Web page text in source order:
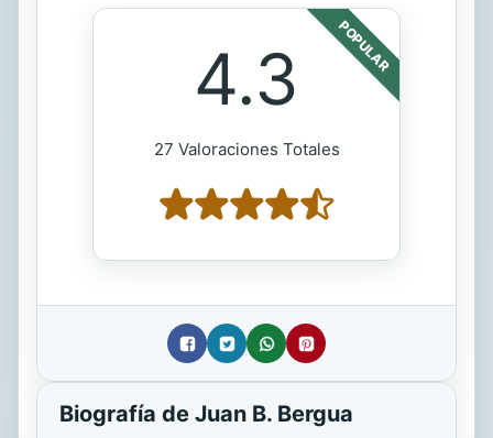
POPULAR
4.3
27 Valoraciones Totales
Biografía de Juan B. Bergua